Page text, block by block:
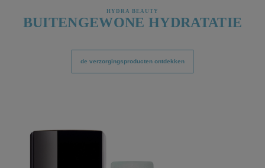
HYDRA BEAUTY
BUITENGEWONE HYDRATATIE
de verzorgingsproducten ontdekken